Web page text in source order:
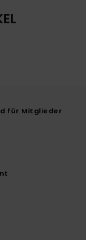
für Mitglieder